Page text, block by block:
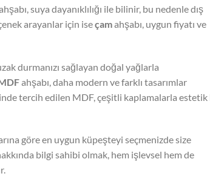
suya dayanıklılığı ile bilinir, bu nedenle dış
arayanlar için iseçamahşabı, uygun fiyatı ve
durmanızı sağlayan doğal yağlarla
ahşabı, daha modern ve farklı tasarımlar
tercih edilen MDF, çeşitli kaplamalarla estetik
göre en uygun küpeşteyi seçmenizde size
bilgi sahibi olmak, hem işlevsel hem de